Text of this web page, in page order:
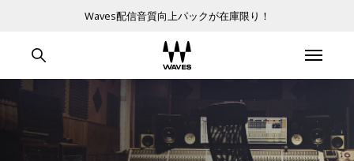
Waves配信音質向上パックが在庫限り！